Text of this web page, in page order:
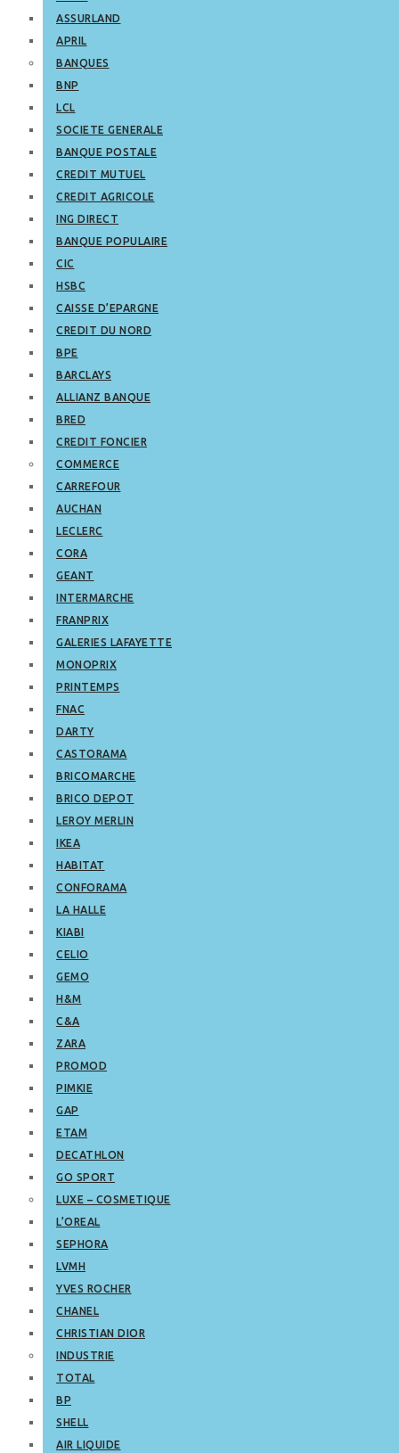
ASSURLAND
APRIL
BANQUES
BNP
LCL
SOCIETE GENERALE
BANQUE POSTALE
CREDIT MUTUEL
CREDIT AGRICOLE
ING DIRECT
BANQUE POPULAIRE
CIC
HSBC
CAISSE D’EPARGNE
CREDIT DU NORD
BPE
BARCLAYS
ALLIANZ BANQUE
BRED
CREDIT FONCIER
COMMERCE
CARREFOUR
AUCHAN
LECLERC
CORA
GEANT
INTERMARCHE
FRANPRIX
GALERIES LAFAYETTE
MONOPRIX
PRINTEMPS
FNAC
DARTY
CASTORAMA
BRICOMARCHE
BRICO DEPOT
LEROY MERLIN
IKEA
HABITAT
CONFORAMA
LA HALLE
KIABI
CELIO
GEMO
H&M
C&A
ZARA
PROMOD
PIMKIE
GAP
ETAM
DECATHLON
GO SPORT
LUXE – COSMETIQUE
L’OREAL
SEPHORA
LVMH
YVES ROCHER
CHANEL
CHRISTIAN DIOR
INDUSTRIE
TOTAL
BP
SHELL
AIR LIQUIDE